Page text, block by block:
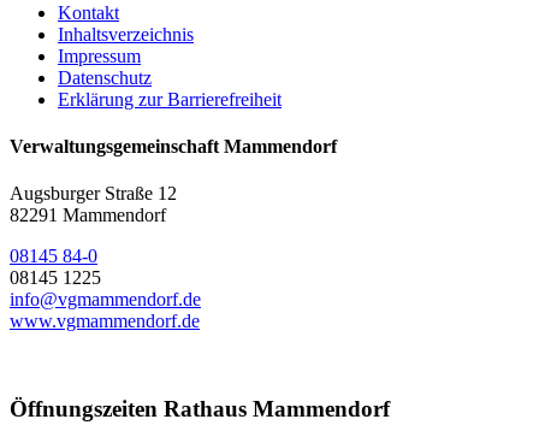
Kontakt
Inhaltsverzeichnis
Impressum
Datenschutz
Erklärung zur Barrierefreiheit
Verwaltungsgemeinschaft Mammendorf
Augsburger Straße 12
82291 Mammendorf
08145 84-0
08145 1225
info@vgmammendorf.de
www.vgmammendorf.de
Öffnungszeiten Rathaus Mammendorf